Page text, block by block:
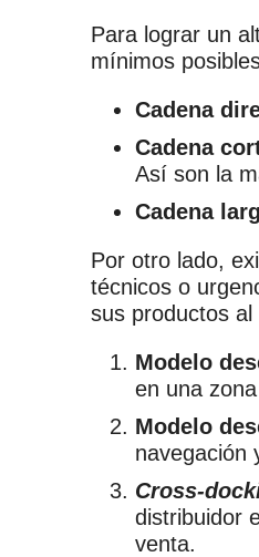
Para lograr un
mínimos
Cadena
Cadena
Así son la
Cadena
Por otro lado,
técnicos o
sus productos
Modelo
en una
Modelo
navegación
Cross-
distribuidor
venta.